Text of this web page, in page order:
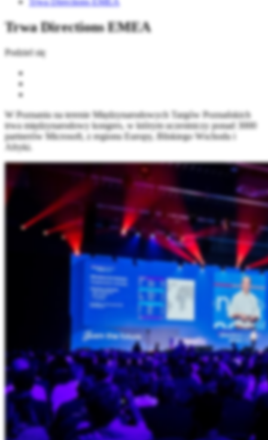
Trwa Directions EMEA
Podziel się
W Poznaniu na terenie Międzynarodowych Targów Poznańskich
trwa międzynarodowy kongres, w którym uczestniczy ponad 3000
partnerów Microsoft, z regionu Europy, Bliskiego Wschodu i
Afryki.